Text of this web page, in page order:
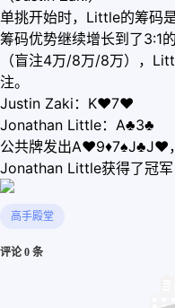
单挑开始时，Little的筹码
筹码优势继续增长到了3:1
（盲注4万/8万/8万），
注。
Justin Zaki：K♥7♥
Jonathan Little：A♣3♣
公共牌发出A♥9♦7♠J♣J♥
Jonathan Little获得了冠军
高手殿堂
评论 0 条